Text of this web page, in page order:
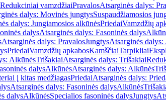
Redukciniai vamzdžiaiPravalosAtsarginės dalys:
dalys: Movinės jungtysSuspaudžiamosios
dalys: Jungiamosios alkūnėsPriedaiVamzdžių
dalysAtsarginės dalys: Fasoninės dalys
Atsarginės dalys: PravalosJungtysAtsarginės dalys:
PriedaiVamzdžių apkabosKamščiaiTarpikliai
AlkūnėsTrišakiaiAtsarginės dalys: Trišakiai
dalysAlkūnėsAtsarginės dalys: Alkūnės
į kitas medžiagasPriedaiAtsarginės dalys:
Atsarginės dalys: Fasoninės dalysAlkūnės
dalysAlkūnėsSpecialios fasoninės dalysJungtys